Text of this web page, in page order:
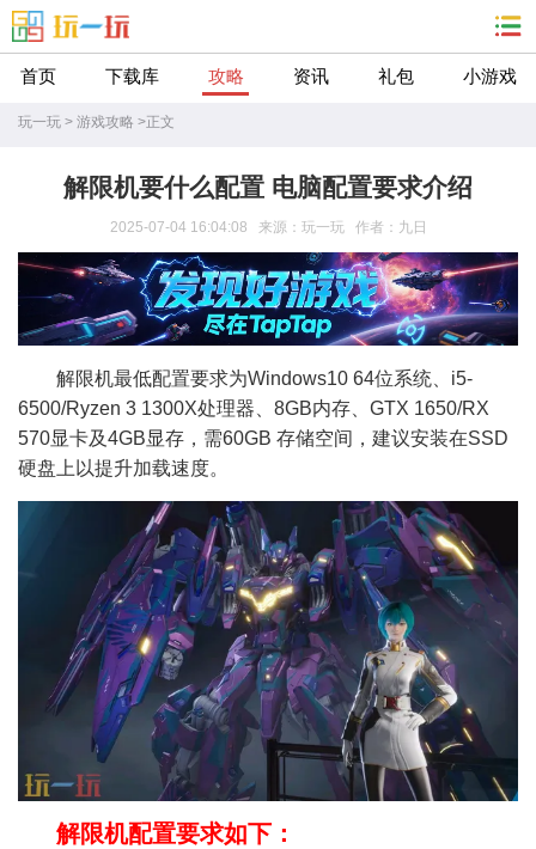
首页 下载库 攻略 资讯 礼包 小游戏
玩一玩 > 游戏攻略 >正文
解限机要什么配置 电脑配置要求介绍
2025-07-04 16:04:08 来源：玩一玩 作者：九日
解限机最低配置要求为Windows10 64位系统、i5-
6500/Ryzen 3 1300X处理器、8GB内存、GTX 1650/RX
570显卡及4GB显存，需60GB 存储空间，建议安装在SSD
硬盘上以提升加载速度。
解限机配置要求如下：